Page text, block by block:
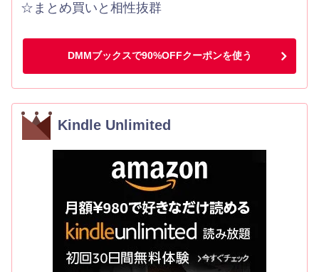
☆まとめ買いと相性抜群
DMMブックスで90%OFFクーポンを使う
Kindle Unlimited